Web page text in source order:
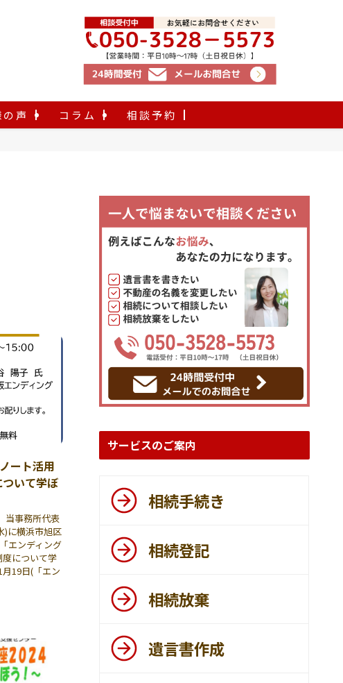
声 コラム 相談予約
ート活用
いて学ぼ
当事務所代表
)に横浜市旭区
エンディング
度について学
19日(「エン
サービスのご案内
相続手続き
相続登記
相続放棄
遺言書作成